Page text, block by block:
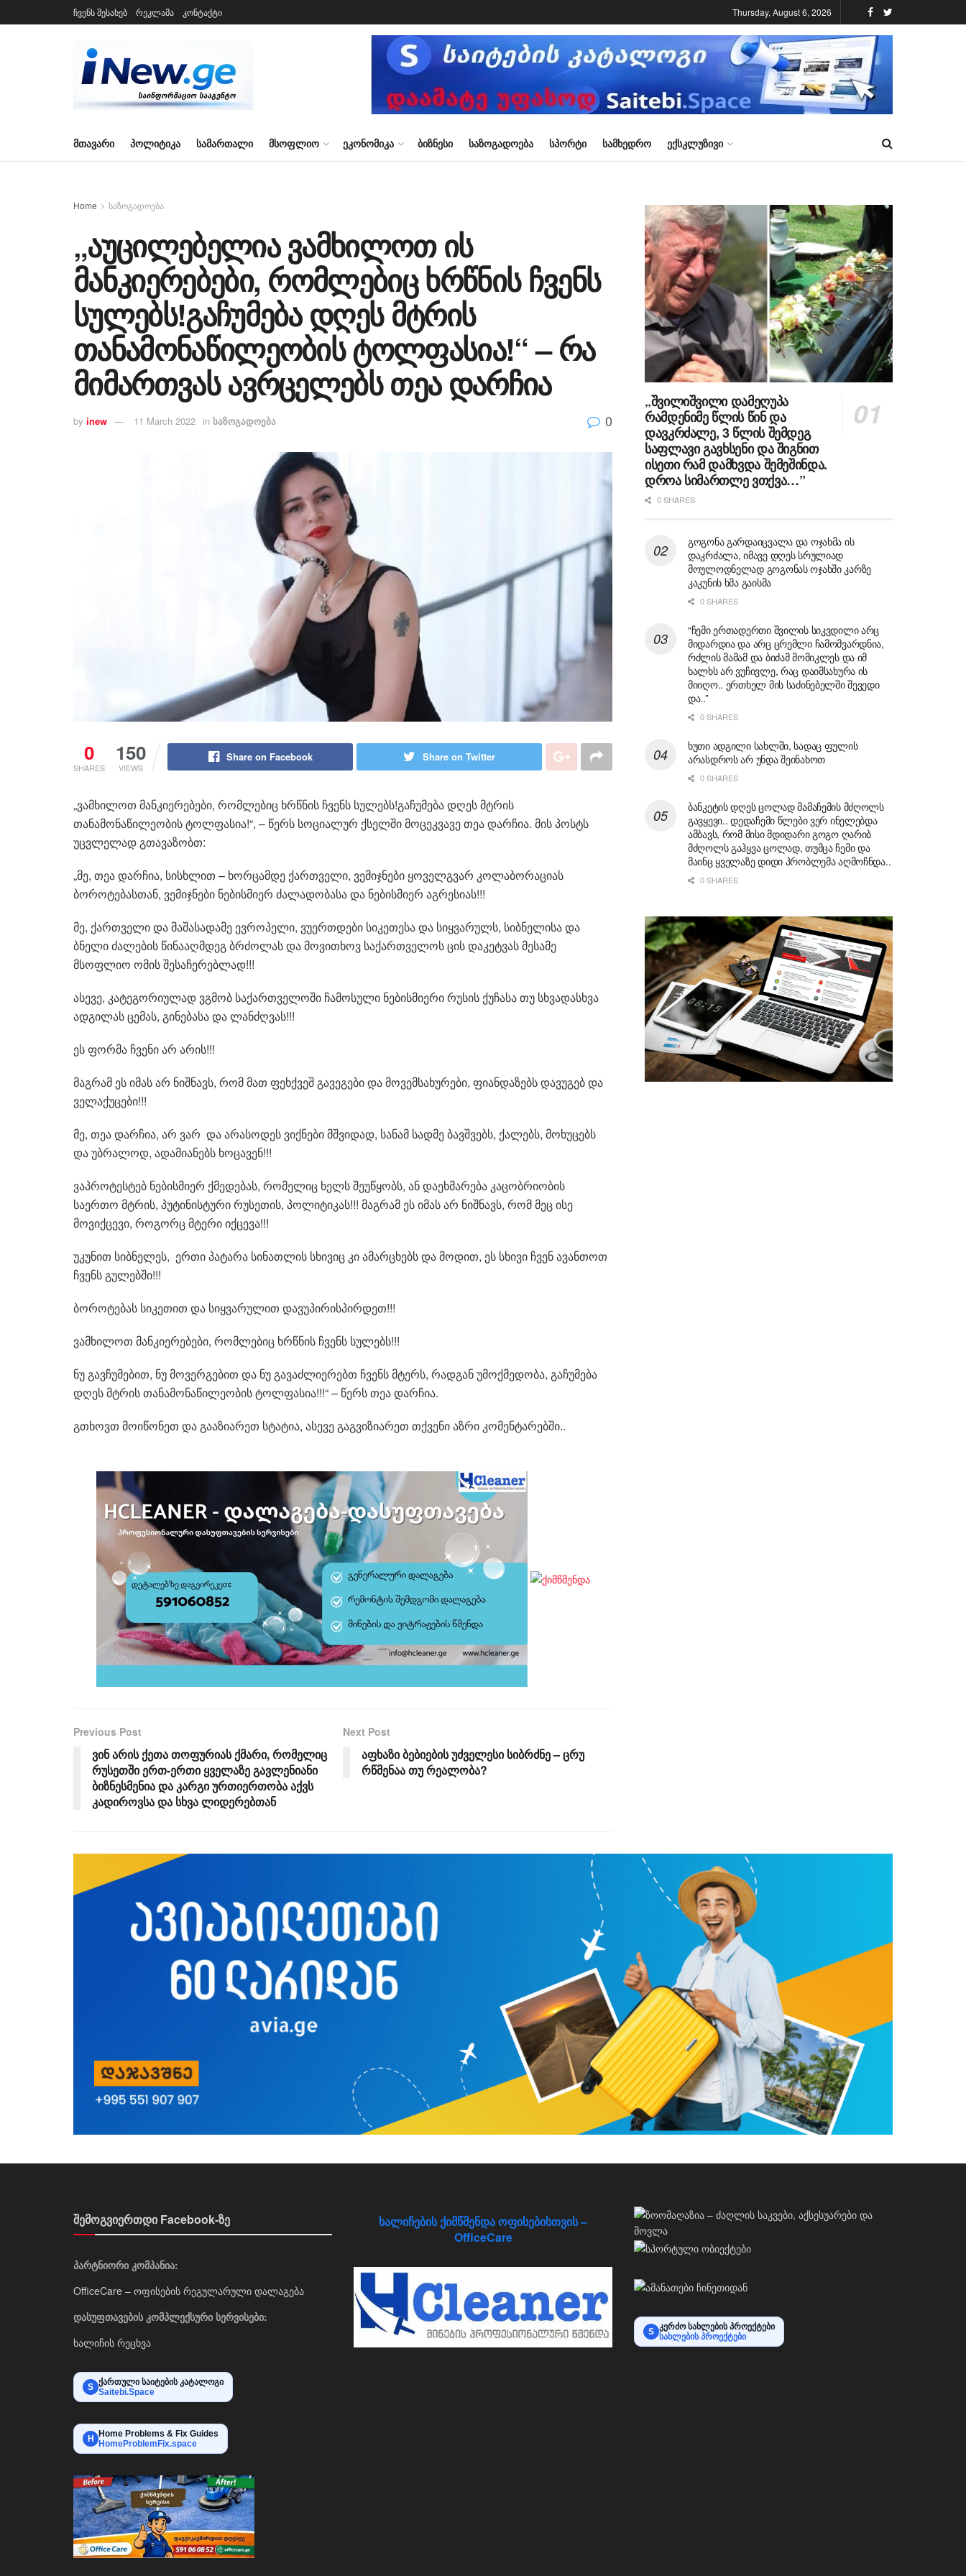
ჩვენს შესახებ რეკლამა კონტაქტი Thursday, August 6, 2026
ᲛᲗᲐᲕᲐᲠᲘ ᲞᲝᲚᲘᲢᲘᲙᲐ ᲡᲐᲛᲐᲠᲗᲐᲚᲘ ᲛᲡᲝᲤᲚᲘᲝ ᲔᲙᲝᲜᲝᲛᲘᲙᲐ ᲑᲘᲖᲜᲔᲡᲘ ᲡᲐᲖᲝᲒᲐᲓᲝᲔᲑᲐ ᲡᲞᲝᲠᲢᲘ ᲡᲐᲛᲮᲔᲓᲠᲝ ᲔᲥᲡᲙᲚᲣᲖᲘᲕᲘ
Home საზოგადოება
„აუცილებელია ვამხილოთ ის
მანკიერებები, რომლებიც ხრწნის ჩვენს
სულებს!გაჩუმება დღეს მტრის
თანამონაწილეობის ტოლფასია!“ – რა
მიმართვას ავრცელებს თეა დარჩია
by inew 11 March 2022 in საზოგადოება 0
0
SHARES
150
VIEWS
Share on Facebook Share on Twitter
„ვამხილოთ მანკიერებები, რომლებიც ხრწნის ჩვენს სულებს!გაჩუმება დღეს მტრის
თანამონაწილეობის ტოლფასია!“, – წერს სოციალურ ქსელში მოცეკვავე თეა დარჩია. მის პოსტს
უცვლელად გთავაზობთ:
„მე, თეა დარჩია, სისხლით – ხორცამდე ქართველი, ვემიჯნები ყოველგვარ კოლაბორაციას
ბოროტებასთან, ვემიჯნები ნებისმიერ ძალადობასა და ნებისმიერ აგრესიას!!!
მე, ქართველი და მაშასადამე ევროპელი, ვუერთდები სიკეთესა და სიყვარულს, სიბნელისა და
ბნელი ძალების წინააღმდეგ ბრძოლას და მოვითხოვ საქართველოს ცის დაკეტვას მესამე
მსოფლიო ომის შესაჩერებლად!!!
ასევე, კატეგორიულად ვგმობ საქართველოში ჩამოსული ნებისმიერი რუსის ქუჩასა თუ სხვადასხვა
ადგილას ცემას, გინებასა და ლანძღვას!!!
ეს ფორმა ჩვენი არ არის!!!
მაგრამ ეს იმას არ ნიშნავს, რომ მათ ფეხქვეშ გავეგები და მოვემსახურები, ფიანდაზებს დავუგებ და
ველაქუცები!!!
მე, თეა დარჩია, არ ვარ და არასოდეს ვიქნები მშვიდად, სანამ სადმე ბავშვებს, ქალებს, მოხუცებს
და უბრალოდ, ადამიანებს ხოცავენ!!!
ვაპროტესტებ ნებისმიერ ქმედებას, რომელიც ხელს შეუწყობს, ან დაეხმარება კაცობრიობის
საერთო მტრის, პუტინისტური რუსეთის, პოლიტიკას!!! მაგრამ ეს იმას არ ნიშნავს, რომ მეც ისე
მოვიქცევი, როგორც მტერი იქცევა!!!
უკუნით სიბნელეს, ერთი პატარა სინათლის სხივიც კი ამარცხებს და მოდით, ეს სხივი ჩვენ ავანთოთ
ჩვენს გულებში!!!
ბოროტებას სიკეთით და სიყვარულით დავუპირისპირდეთ!!!
ვამხილოთ მანკიერებები, რომლებიც ხრწნის ჩვენს სულებს!!!
ნუ გავჩუმებით, ნუ მოვერგებით და ნუ გავაძლიერებთ ჩვენს მტერს, რადგან უმოქმედობა, გაჩუმება
დღეს მტრის თანამონაწილეობის ტოლფასია!!!“ – წერს თეა დარჩია.
გთხოვთ მოიწონეთ და გააზიარეთ სტატია, ასევე გაგვიზიარეთ თქვენი აზრი კომენტარებში..
Previous Post
ვინ არის ქეთა თოფურიას ქმარი, რომელიც
რუსეთში ერთ-ერთი ყველაზე გავლენიანი
ბიზნესმენია და კარგი ურთიერთობა აქვს
კადიროვსა და სხვა ლიდერებთან
Next Post
აფხაზი ბებიების უძველესი სიბრძნე – ცრუ
რწმენაა თუ რეალობა?
„შვილიშვილი დამეღუპა
რამდენიმე წლის წინ და
დავკრძალე, 3 წლის შემდეგ
საფლავი გავხსენი და შიგნით
ისეთი რამ დამხვდა შემეშინდა.
დროა სიმართლე ვთქვა…”
0 SHARES
გოგონა გარდაიცვალა და ოჯახმა ის
დაკრძალა, იმავე დღეს სრულიად
მოულოდნელად გოგონას ოჯახში კარზე
კაკუნის ხმა გაისმა
0 SHARES
“ჩემი ერთადერთი შვილის სიკვდილი არც
მიდარდია და არც ცრემლი ჩამომვარდნია,
რძლის მამამ და ბიძამ მომიკლეს და იმ
ხალხს არ ვუჩივლე, რაც დაიმსახურა ის
მიიღო.. ერთხელ მის საძინებელში შევედი
და..”
0 SHARES
ხუთი ადგილი სახლში, სადაც ფულის
არასდროს არ უნდა შეინახოთ
0 SHARES
ბანკეტის დღეს ცოლად მამაჩემის მძღოლს
გავყევი.. დედაჩემი წლები ვერ ინელებდა
ამბავს, რომ მისი მდიდარი გოგო ღარიბ
მძღოლს გაჰყვა ცოლად, თუმცა ჩემი და
მაინც ყველაზე დიდი პრობლემა აღმოჩნდა..
0 SHARES
შემოგვიერთდი Facebook-ზე
პარტნიორი კომპანია:
OfficeCare – ოფისების რეგულარული დალაგება
დასუფთავების კომპლექსური სერვისები:
ხალიჩის რეცხვა
S ქართული საიტების კატალოგი
Saitebi.Space
H
Home Problems & Fix Guides
HomeProblemFix.space
ხალიჩების ქიმწმენდა ოფისებისთვის –
OfficeCare
S კერძო სახლების პროექტები
სახლების პროექტები